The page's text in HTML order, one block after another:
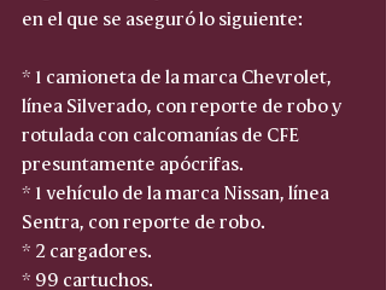
en el que se aseguró lo siguiente:
* 1 camioneta de la marca Chevrolet,
línea Silverado, con reporte de robo y
rotulada con calcomanías de CFE
presuntamente apócrifas.
* 1 vehículo de la marca Nissan, línea
Sentra, con reporte de robo.
* 2 cargadores.
* 99 cartuchos.